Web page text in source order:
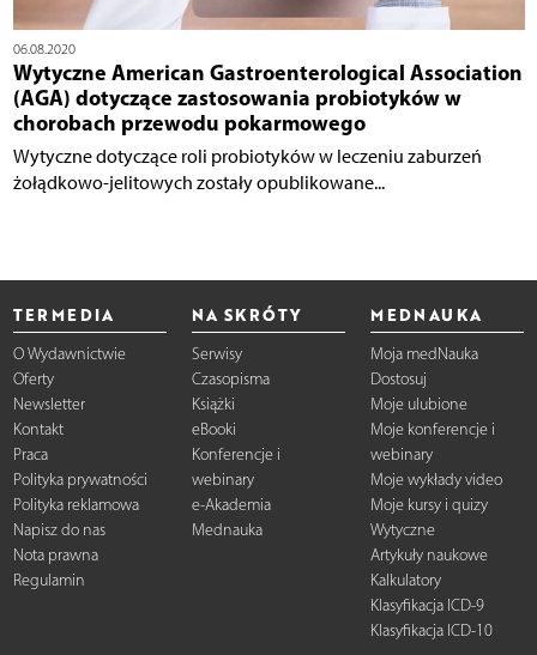
06.08.2020
Wytyczne American Gastroenterological Association
(AGA) dotyczące zastosowania probiotyków w
chorobach przewodu pokarmowego
Wytyczne dotyczące roli probiotyków w leczeniu zaburzeń
żołądkowo-jelitowych zostały opublikowane...
TERMEDIA
O Wydawnictwie
Oferty
Newsletter
Kontakt
Praca
Polityka prywatności
Polityka reklamowa
Napisz do nas
Nota prawna
Regulamin
NA SKRÓTY
Serwisy
Czasopisma
Książki
eBooki
Konferencje i
webinary
e-Akademia
Mednauka
MEDNAUKA
Moja medNauka
Dostosuj
Moje ulubione
Moje konferencje i
webinary
Moje wykłady video
Moje kursy i quizy
Wytyczne
Artykuły naukowe
Kalkulatory
Klasyfikacja ICD-9
Klasyfikacja ICD-10